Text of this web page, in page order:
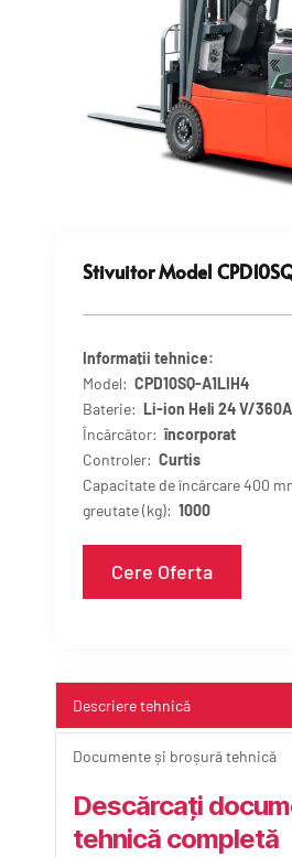
Stivuitor Model
Informații tehnice:
Model: CPD10SQ-A1LIH4
Baterie: Li-ion Heli 24V/
Încărcător:încorporat
Controler: Curtis
Capacitate de încărcare 400
greutate (kg): 1000
Cere Oferta
Descriere tehnică
Documente și broșură tehnică
Descărcați
tehnică completă